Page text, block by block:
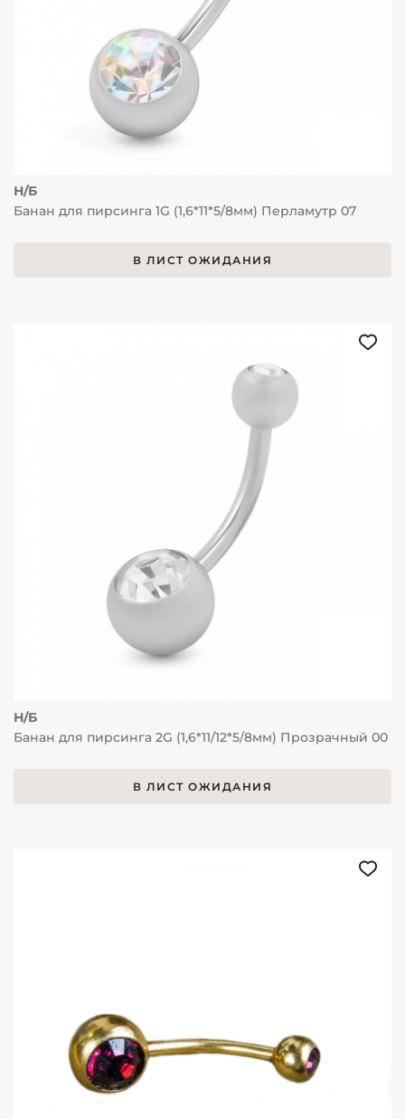
Н/Б
Банан для пирсинга 1G (1,6*11*5/8мм) Перламутр 07
В ЛИСТ ОЖИДАНИЯ
Н/Б
Банан для пирсинга 2G (1,6*11/12*5/8мм) Прозрачный 00
В ЛИСТ ОЖИДАНИЯ